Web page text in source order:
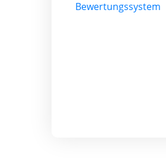
Bewertungssystem